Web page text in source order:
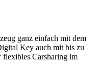
ganz einfach mit dem
Key auch mit bis zu
flexibles Carsharing im